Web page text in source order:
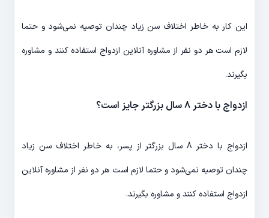
این کار به خاطر اختلاف سن زیاد چندان توصیه نمی‌شود و حتما
لازم است هر دو نفر از مشاوره آنلاین ازدواج استفاده کنند و مشاوره
بگیرند.
ازدواج با دختر 8 سال بزرگتر جایز است؟
ازدواج با دختر 8 سال بزرگتر از پسر، به خاطر اختلاف سن زیاد
چندان توصیه نمی‌شود و حتما لازم است هر دو نفر از مشاوره آنلاین
ازدواج استفاده کنند و مشاوره بگیرند.